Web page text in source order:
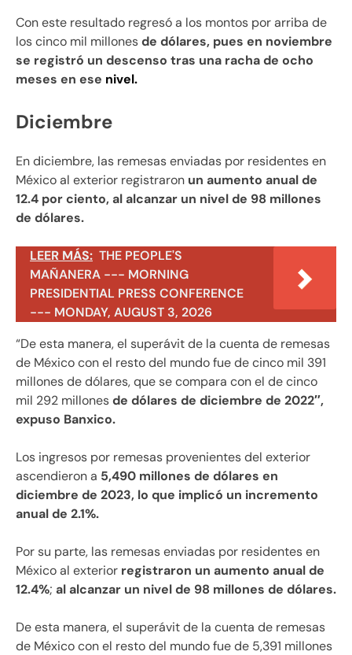
Con este resultado regresó a los montos por arriba de
los cinco mil millonesde dólares, pues en noviembre
se registró un descenso tras una racha de ocho
meses en ese nivel.
Diciembre
En diciembre, las remesas enviadas por residentes en
México al exterior registraron un aumento anual de
12.4 por ciento, al alcanzar un nivel de 98 millones
de dólares.
LEER MÁS: THE PEOPLE'S
MAÑANERA --- MORNING
PRESIDENTIAL PRESS CONFERENCE
--- MONDAY, AUGUST 3, 2026
“De esta manera, el superávit de la cuenta de remesas
de México con el resto del mundo fue de cinco mil 391
millones de dólares, que se compara con el de cinco
mil 292 millonesde dólares de diciembre de 2022″,
expuso Banxico.
Los ingresos por remesas provenientes del exterior
ascendieron a 5,490 millones de dólares en
diciembre de 2023, lo que implicó un incremento
anual de 2.1%.
Por su parte, las remesas enviadas por residentes en
México al exterior registraron un aumento anual de
12.4%; al alcanzar un nivel de 98 millones de dólares.
De esta manera, el superávit de la cuenta de remesas
de México con el resto del mundo fue de 5,391 millones